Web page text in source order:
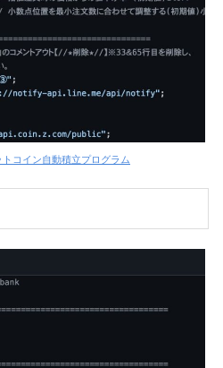
コイン自動積立プログラム